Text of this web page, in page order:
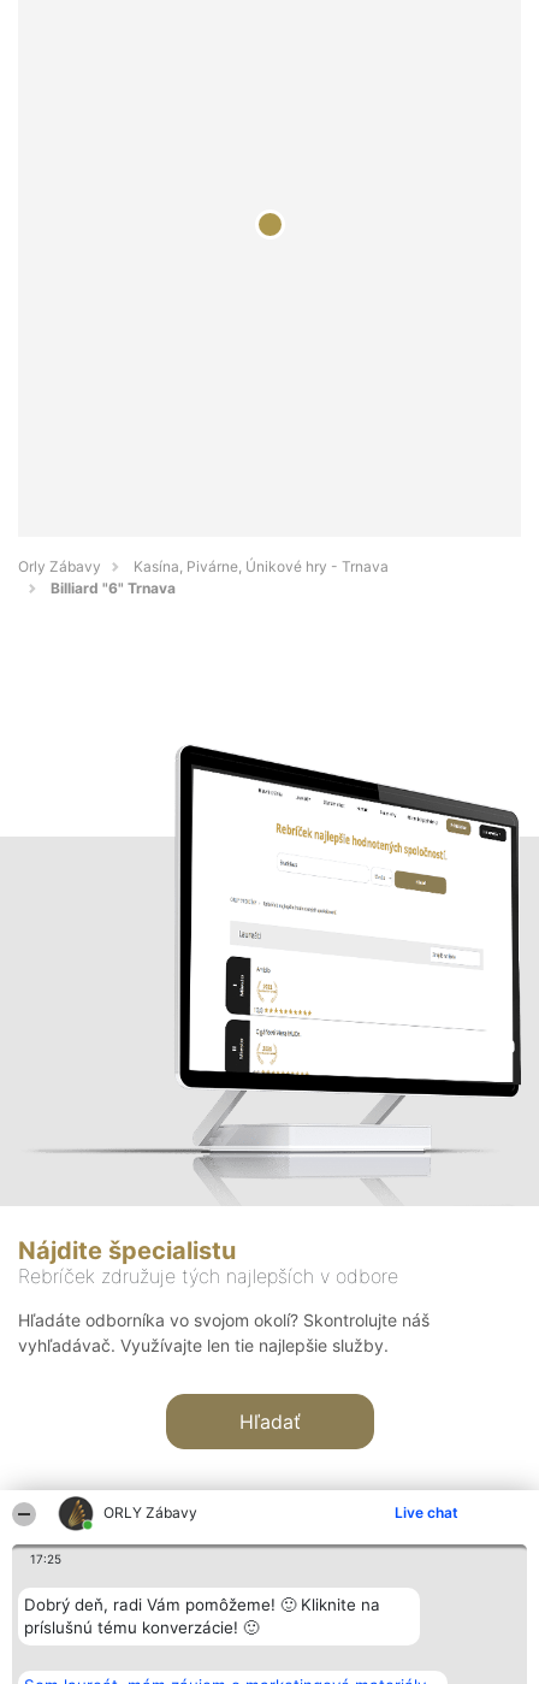
ORLY Zábavy Live chat
17:25
Dobrý deň, radi Vám pomôžeme! 🙂 Kliknite na
príslušnú tému konverzácie! 🙂
Orly Zábavy
Kasína, Pivárne, Únikové hry - Trnava
Billiard "6" Trnava
Nájdite špecialistu
Rebríček združuje tých najlepších v odbore
Hľadáte odborníka vo svojom okolí? Skontrolujte náš
vyhľadávač. Využívajte len tie najlepšie služby.
Hľadať
Organizátor hodnotenia
Bright Side Solutions sp. z o.
o. sp. k.
Wrocław 50-079
Hodnotenie
Laureáti
Lista
Laureatów
Kontakt
Kontakt